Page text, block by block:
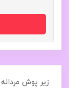
زیر پوش